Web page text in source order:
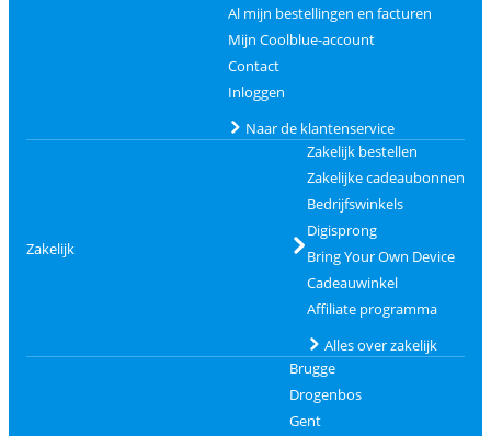
Al mijn bestellingen en facturen
Mijn Coolblue-account
Contact
Inloggen
Naar de klantenservice
Zakelijk
Zakelijk bestellen
Zakelijke cadeaubonnen
Bedrijfswinkels
Digisprong
Bring Your Own Device
Cadeauwinkel
Affiliate programma
Alles over zakelijk
Brugge
Drogenbos
Gent